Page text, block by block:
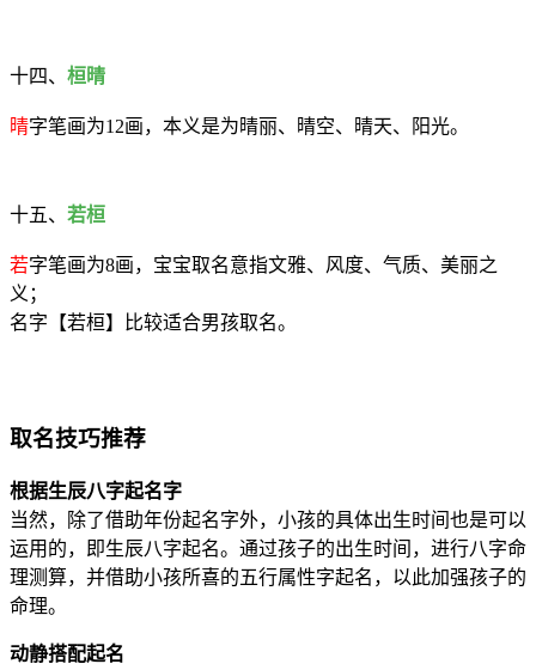
十四、 桓晴
晴字笔画为12画，本义是为晴丽、晴空、晴天、阳光。
十五、 若桓
若字笔画为8画，宝宝取名意指文雅、风度、气质、美丽之
义；
名字【若桓】比较适合男孩取名。
取名技巧推荐
根据生辰八字起名字
当然，除了借助年份起名字外，小孩的具体出生时间也是可以
运用的，即生辰八字起名。通过孩子的出生时间，进行八字命
理测算，并借助小孩所喜的五行属性字起名，以此加强孩子的
命理。
动静搭配起名